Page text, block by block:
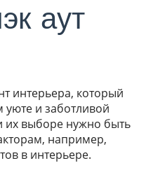
аут
интерьера, который
уюте и заботливой
их выборе нужно быть
например,
в интерьере.